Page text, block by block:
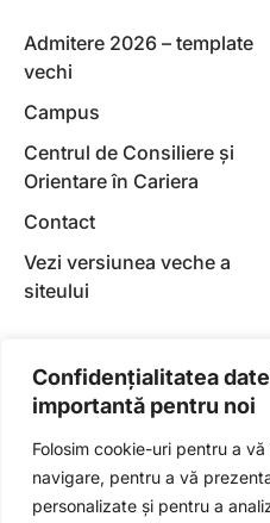
Confidențialitatea
importantă pentru noi
Folosim cookie-uri pentru a
navigare, pentru a vă
personalizate și pentru a
Admitere 2026 – template
vechi
Campus
Centrul de Consiliere și
Orientare în Cariera
Contact
Vezi versiunea veche a
siteului